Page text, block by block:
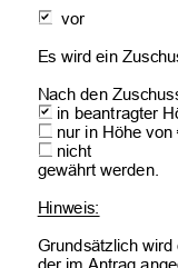
  vor
Es wird ein
Nach den
in beantragter
nur in Höhe
nicht
gewährt werden.
Hinweis:
Grundsätzlich
der im Antrag